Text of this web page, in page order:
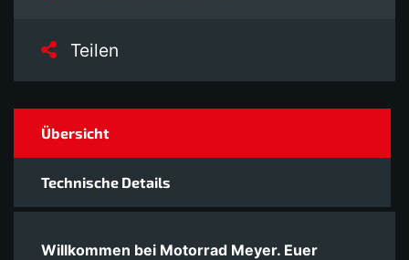
Teilen
Übersicht
Technische Details
Willkommen bei Motorrad Meyer. Euer